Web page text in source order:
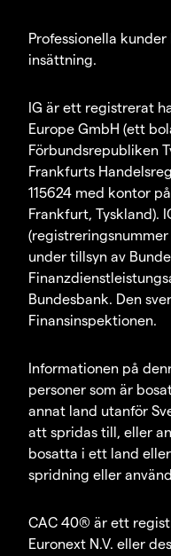
Professionella
insättning.
IG är ett registrerat
Europe GmbH (ett
Förbundsrepubliken
Frankfurts
115624 med kontor
Frankfurt, Tyskland).
under tillsyn av
Bundesbank. Den
Finansinspektionen.
Informationen på
personer som är
annat land utanför
att spridas till, eller
bosatta i ett land
spridning eller
CAC 40® är ett
Euronext N.V. eller